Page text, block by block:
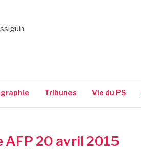
Tribunes Vie du PS
AFP 20 avril 2015